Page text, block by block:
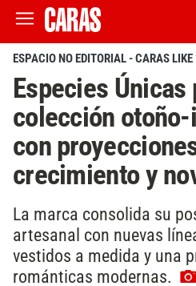
ESPACIO NO EDITORIAL - CARAS LIKE
Especies
colección
con
crecimiento y
La marca consolida su
artesanal con nuevas
vestidos a medida y una
románticas modernas.